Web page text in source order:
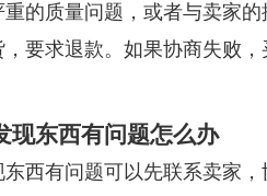
的质量问题，或者与卖家
要求退款。如果协商失败
现东西有问题怎么办
西有问题可以先联系卖家